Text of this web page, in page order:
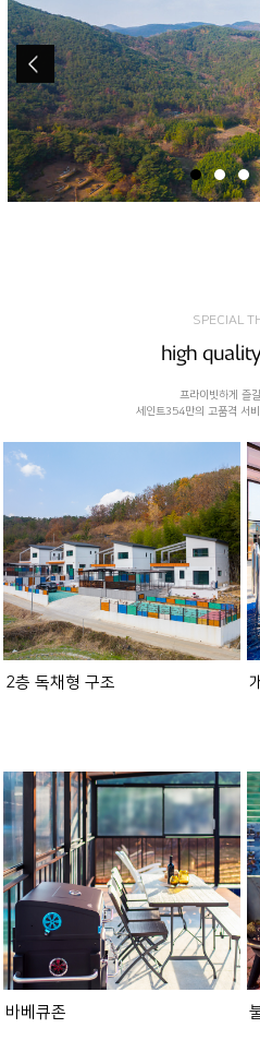
SPECIAL
high
프라이빗하게 즐
세인트354만의 고품격 서
2층 독채형 구조
바베큐존